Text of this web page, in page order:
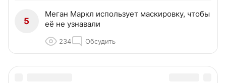
5
Меган Маркл использует маскировку, чтобы
её не узнавали
234 Обсудить